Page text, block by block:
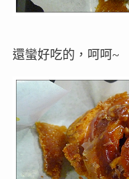
還蠻好吃的，呵呵~